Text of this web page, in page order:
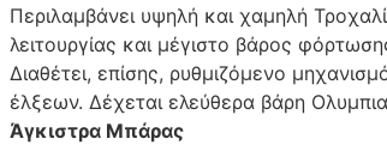
Περιλαμβάνει υψηλή και χαμηλή
λειτουργίας και μέγιστο βάρος
Διαθέτει, επίσης, ρυθμιζόμενο
έλξεων. Δέχεται ελεύθερα βάρη
Άγκιστρα Μπάρας